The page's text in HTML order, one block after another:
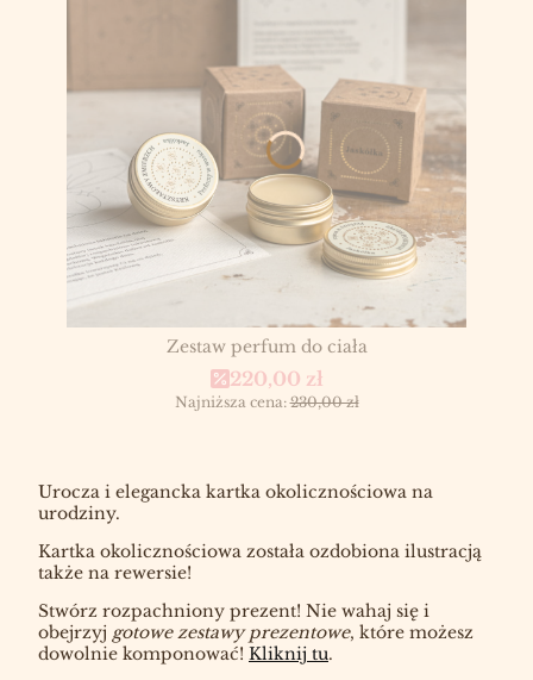
Zestaw perfum do ciała
Cena promocyjna
220,00 zł
Najniższa cena: 230,00 zł
Urocza i elegancka kartka okolicznościowa na
urodziny.
Kartka okolicznościowa została ozdobiona ilustracją
także na rewersie!
Stwórz rozpachniony prezent! Nie wahaj się i
obejrzyj gotowe zestawy prezentowe, które możesz
dowolnie komponować! Kliknij tu.